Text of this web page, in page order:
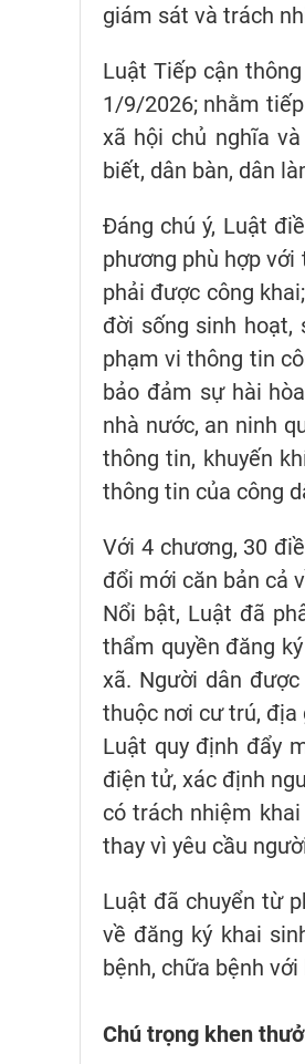
giám sát và trách
Luật Tiếp cận
1/9/2026; nhằm
xã hội chủ nghĩa
biết, dân bàn, dân
Đáng chú ý, Luật
phương phù hợp
phải được công
đời sống sinh hoạt,
phạm vi thông tin
bảo đảm sự hài
nhà nước, an ninh
thông tin, khuyến
thông tin của công
Với 4 chương, 30
đổi mới căn bản cả
Nổi bật, Luật đã
thẩm quyền đăng
xã. Người dân
thuộc nơi cư trú, địa
Luật quy định đẩy
điện tử, xác định
có trách nhiệm
thay vì yêu cầu
Luật đã chuyển từ
về đăng ký khai
bệnh, chữa bệnh
Chú trọng khen